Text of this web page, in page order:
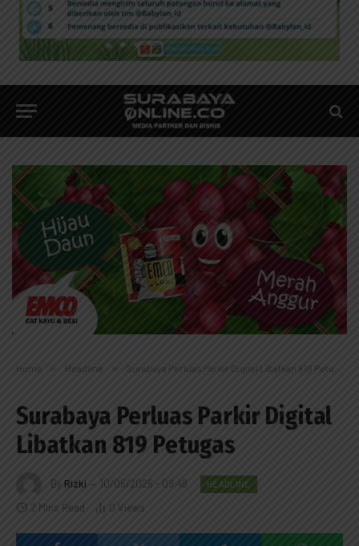
Home » Headline » Surabaya Perluas Parkir Digital Libatkan 819 Petugas
Surabaya Perluas Parkir Digital
Libatkan 819 Petugas
By Rizki 10/05/2026 - 09:48 HEADLINE
2 Mins Read 0 Views